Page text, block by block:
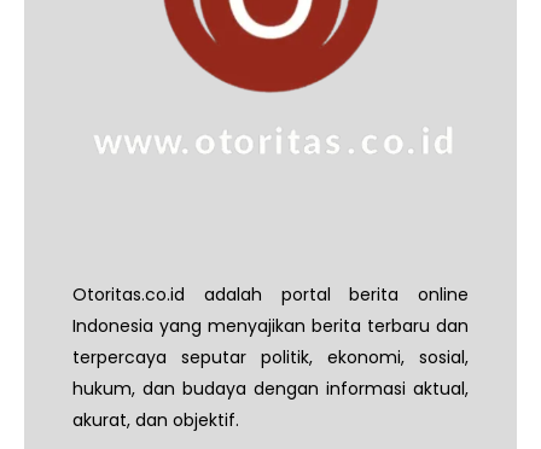
Otoritas.co.id adalah portal berita online
Indonesia yang menyajikan berita terbaru dan
terpercaya seputar politik, ekonomi, sosial,
hukum, dan budaya dengan informasi aktual,
akurat, dan objektif.